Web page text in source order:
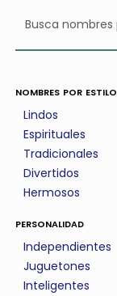
nombres por estilo
Lindos
Espirituales
Tradicionales
Divertidos
Hermosos
personalidad
Independientes
Juguetones
Inteligentes